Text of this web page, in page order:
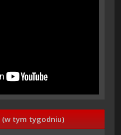
(w tym tygodniu)